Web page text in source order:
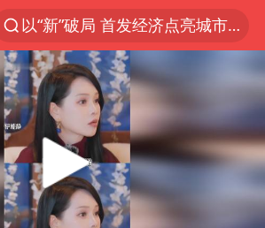
以“新”破局 首发经济点亮城市消费活力
台风白海豚进入48小时警戒线
中方回应是否在太平洋海底开采稀土
台风白海豚影响中国已成定局
佛得角门将亮相智利俱乐部主场
U17国足1分钟轰2球